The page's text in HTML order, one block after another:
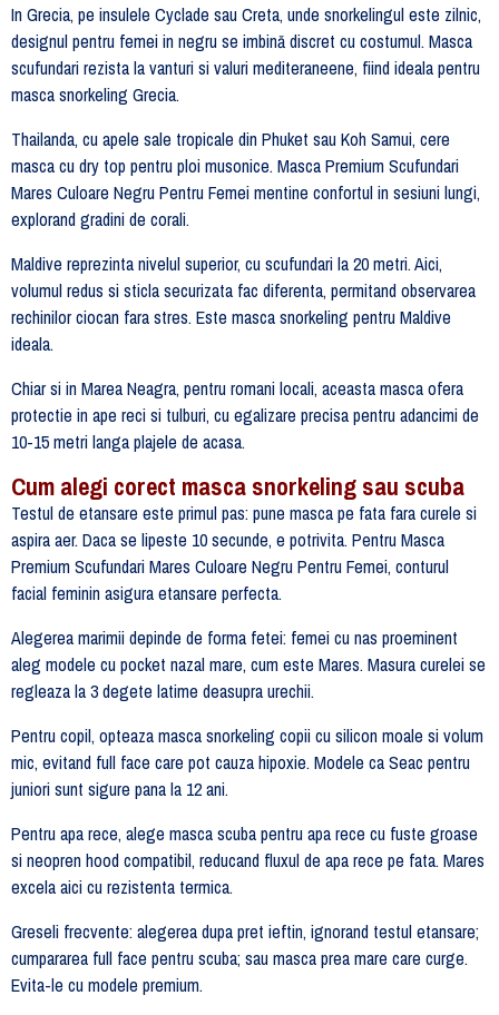
In Grecia, pe insulele Cyclade sau Creta, unde snorkelingul este zilnic,
designul pentru femei in negru se imbină discret cu costumul. Masca
scufundari rezista la vanturi si valuri mediteraneene, fiind ideala pentru
masca snorkeling Grecia.
Thailanda, cu apele sale tropicale din Phuket sau Koh Samui, cere
masca cu dry top pentru ploi musonice. Masca Premium Scufundari
Mares Culoare Negru Pentru Femei mentine confortul in sesiuni lungi,
explorand gradini de corali.
Maldive reprezinta nivelul superior, cu scufundari la 20 metri. Aici,
volumul redus si sticla securizata fac diferenta, permitand observarea
rechinilor ciocan fara stres. Este masca snorkeling pentru Maldive
ideala.
Chiar si in Marea Neagra, pentru romani locali, aceasta masca ofera
protectie in ape reci si tulburi, cu egalizare precisa pentru adancimi de
10-15 metri langa plajele de acasa.
Cum alegi corect masca snorkeling sau scuba
Testul de etansare este primul pas: pune masca pe fata fara curele si
aspira aer. Daca se lipeste 10 secunde, e potrivita. Pentru Masca
Premium Scufundari Mares Culoare Negru Pentru Femei, conturul
facial feminin asigura etansare perfecta.
Alegerea marimii depinde de forma fetei: femei cu nas proeminent
aleg modele cu pocket nazal mare, cum este Mares. Masura curelei se
regleaza la 3 degete latime deasupra urechii.
Pentru copil, opteaza masca snorkeling copii cu silicon moale si volum
mic, evitand full face care pot cauza hipoxie. Modele ca Seac pentru
juniori sunt sigure pana la 12 ani.
Pentru apa rece, alege masca scuba pentru apa rece cu fuste groase
si neopren hood compatibil, reducand fluxul de apa rece pe fata. Mares
excela aici cu rezistenta termica.
Greseli frecvente: alegerea dupa pret ieftin, ignorand testul etansare;
cumpararea full face pentru scuba; sau masca prea mare care curge.
Evita-le cu modele premium.